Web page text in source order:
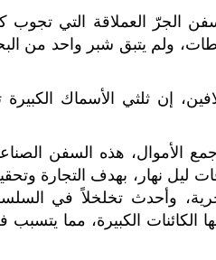
الجرّ العملاقة التي تجوب
ولم يتبق شبر واحد من
إن ثلثي الأسماك الكبيرة
الأموال، هذه السفن
ليل نهار، بهدف التجارة
وأحدث تخلخلاً في
الكائنات الكبيرة، مما يتسبب